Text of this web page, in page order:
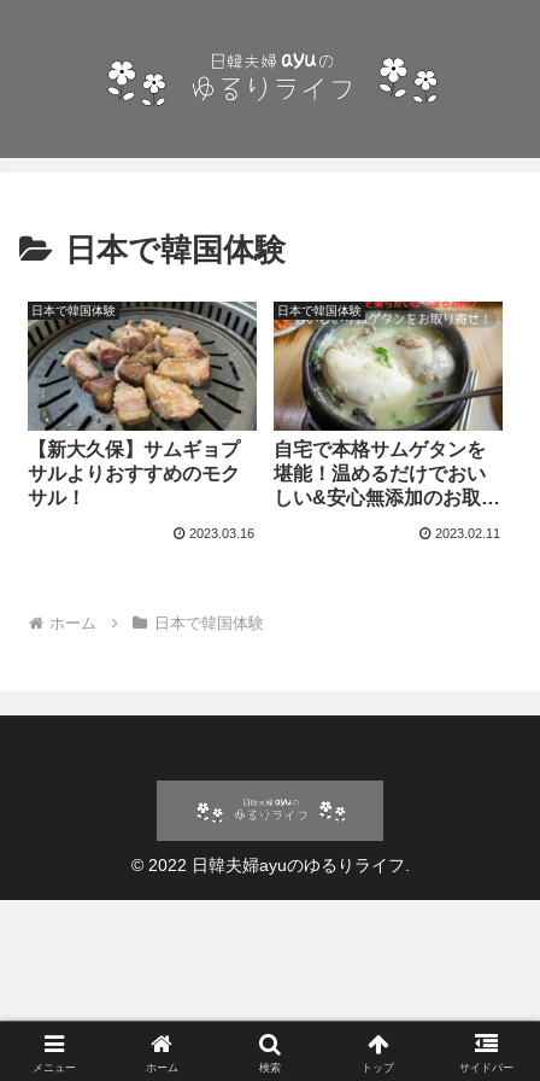
日本で韓国体験
日本で韓国体験
【新大久保】サムギョプ
サルよりおすすめのモク
サル！
2023.03.16
日本で韓国体験
自宅で本格サムゲタンを
堪能！温めるだけでおい
しい&安心無添加のお取り
2023.02.11
ホーム 日本で韓国体験
© 2022 日韓夫婦ayuのゆるりライフ.
メニュー ホーム 検索 トップ サイドバー